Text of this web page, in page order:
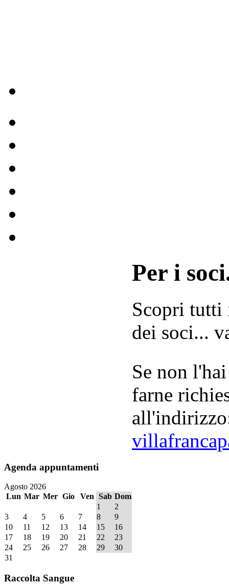
Per i
Scopri tutti
dei soci...
Se non
farne
Agenda appuntamenti
Agosto 2026
Lun Mar Mer Gio Ven Sab Dom
1
2
3
4 5 6 7 8
9
10
11 12 13 14 15
16
17
18 19 20 21 22
23
24
25 26 27 28 29
30
31
Raccolta Sangue